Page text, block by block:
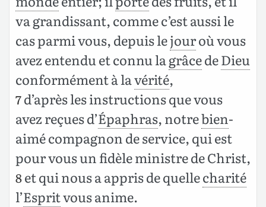
va grandissant, comme c’est aussi le
cas parmi vous, depuis lejouroù vous
avez entendu et connu lagrâcedeDieu
conformément à lavérité,
7d’après les instructions que vous
avez reçues d’Épaphras, notrebien-
aimé compagnon de service, qui est
pour vous un fidèle ministre de Christ,
8et qui nous a appris de quellecharité
l’Espritvous anime.